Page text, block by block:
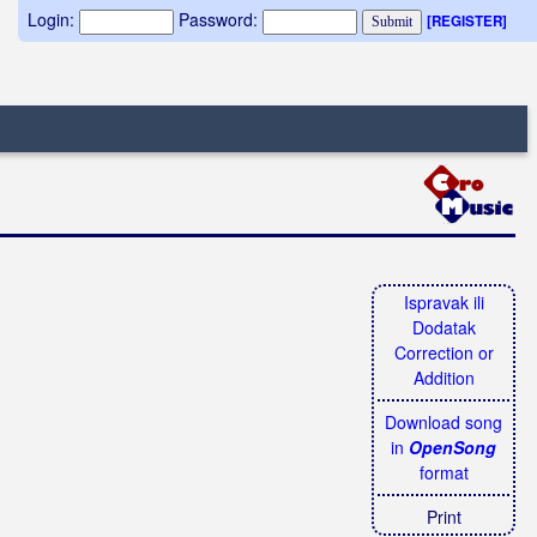
Login: Password: [REGISTER]
Ispravak ili
Dodatak
Correction or
Addition
Download song
in OpenSong
format
Print